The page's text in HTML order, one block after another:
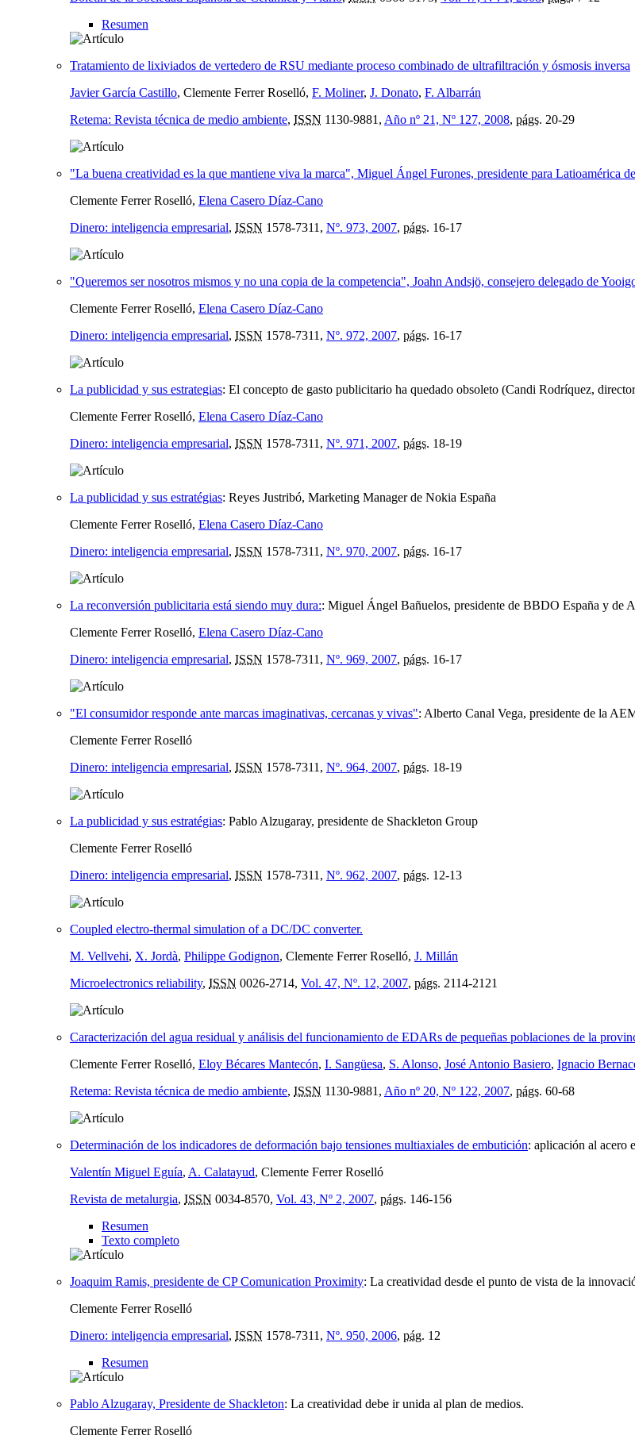
Resumen
Tratamiento de lixiviados de vertedero de RSU mediante proceso combinado de ultrafiltración y ósmosis inversa
Javier García Castillo, Clemente Ferrer Roselló, F. Moliner, J. Donato, F. Albarrán
Retema: Revista técnica de medio ambiente, ISSN 1130-9881, Año nº 21, Nº 127, 2008, págs. 20-29
"La buena creatividad es la que mantiene viva la marca", Miguel Ángel Furones, presidente para Latioamérica
Clemente Ferrer Roselló, Elena Casero Díaz-Cano
Dinero: inteligencia empresarial, ISSN 1578-7311, Nº. 973, 2007, págs. 16-17
"Queremos ser nosotros mismos y no una copia de la competencia", Joahn Andsjö, consejero delegado de
Clemente Ferrer Roselló, Elena Casero Díaz-Cano
Dinero: inteligencia empresarial, ISSN 1578-7311, Nº. 972, 2007, págs. 16-17
La publicidad y sus estrategias: El concepto de gasto publicitario ha quedado obsoleto (Candi Rodríquez,
Clemente Ferrer Roselló, Elena Casero Díaz-Cano
Dinero: inteligencia empresarial, ISSN 1578-7311, Nº. 971, 2007, págs. 18-19
La publicidad y sus estratégias: Reyes Justribó, Marketing Manager de Nokia España
Clemente Ferrer Roselló, Elena Casero Díaz-Cano
Dinero: inteligencia empresarial, ISSN 1578-7311, Nº. 970, 2007, págs. 16-17
La reconversión publicitaria está siendo muy dura:: Miguel Ángel Bañuelos, presidente de BBDO España y de
Clemente Ferrer Roselló, Elena Casero Díaz-Cano
Dinero: inteligencia empresarial, ISSN 1578-7311, Nº. 969, 2007, págs. 16-17
"El consumidor responde ante marcas imaginativas, cercanas y vivas": Alberto Canal Vega, presidente de la
Clemente Ferrer Roselló
Dinero: inteligencia empresarial, ISSN 1578-7311, Nº. 964, 2007, págs. 18-19
La publicidad y sus estratégias: Pablo Alzugaray, presidente de Shackleton Group
Clemente Ferrer Roselló
Dinero: inteligencia empresarial, ISSN 1578-7311, Nº. 962, 2007, págs. 12-13
Coupled electro-thermal simulation of a DC/DC converter.
M. Vellvehi, X. Jordà, Philippe Godignon, Clemente Ferrer Roselló, J. Millán
Microelectronics reliability, ISSN 0026-2714, Vol. 47, Nº. 12, 2007, págs. 2114-2121
Caracterización del agua residual y análisis del funcionamiento de EDARs de pequeñas poblaciones de la
Clemente Ferrer Roselló, Eloy Bécares Mantecón, I. Sangüesa, S. Alonso, José Antonio Basiero, Ignacio
Retema: Revista técnica de medio ambiente, ISSN 1130-9881, Año nº 20, Nº 122, 2007, págs. 60-68
Determinación de los indicadores de deformación bajo tensiones multiaxiales de embutición: aplicación al acero
Valentín Miguel Eguía, A. Calatayud, Clemente Ferrer Roselló
Revista de metalurgia, ISSN 0034-8570, Vol. 43, Nº 2, 2007, págs. 146-156
Resumen
Texto completo
Joaquim Ramis, presidente de CP Comunication Proximity: La creatividad desde el punto de vista de la
Clemente Ferrer Roselló
Dinero: inteligencia empresarial, ISSN 1578-7311, Nº. 950, 2006, pág. 12
Resumen
Pablo Alzugaray, Presidente de Shackleton: La creatividad debe ir unida al plan de medios.
Clemente Ferrer Roselló